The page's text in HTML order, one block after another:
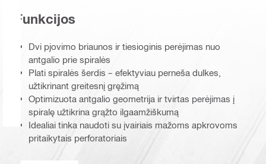
Funkcijos
Dvi pjovimo briaunos ir tiesioginis perėjimas nuo
antgalio prie spiralės
Plati spiralės šerdis – efektyviau perneša dulkes,
užtikrinant greitesnį gręžimą
Optimizuota antgalio geometrija ir tvirtas perėjimas į
spiralę užtikrina grąžto ilgaamžiškumą
Idealiai tinka naudoti su įvairiais mažoms apkrovoms
pritaikytais perforatoriais